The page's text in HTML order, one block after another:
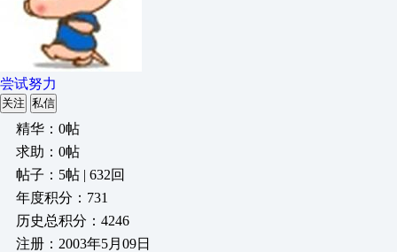
尝试努力
关注 私信
精华：0帖
求助：0帖
帖子：5帖 | 632回
年度积分：731
历史总积分：4246
注册：2003年5月09日